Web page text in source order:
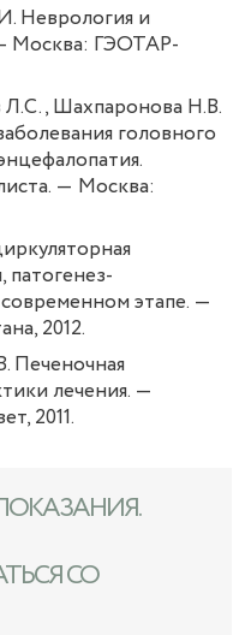
Неврология и
Москва: ГЭОТАР-
Шахпаронова Н.В.
головного
― Москва:
патогенез-
этапе. ―
2012.
Печеночная
лечения. ―
2011.
СО